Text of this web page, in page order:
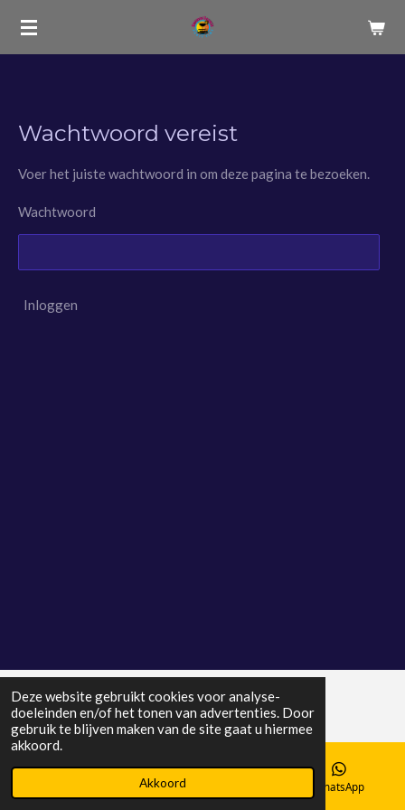
Deze website gebruikt cookies voor analyse-
doeleinden en/of het tonen van advertenties. Door
gebruik te blijven maken van de site gaat u hiermee
akkoord.
Akkoord
Ga
Wachtwoord vereist
Voer het juiste wachtwoord in om deze pagina te bezoeken.
Wachtwoord
Inloggen
Telefoonnummer WhatsApp